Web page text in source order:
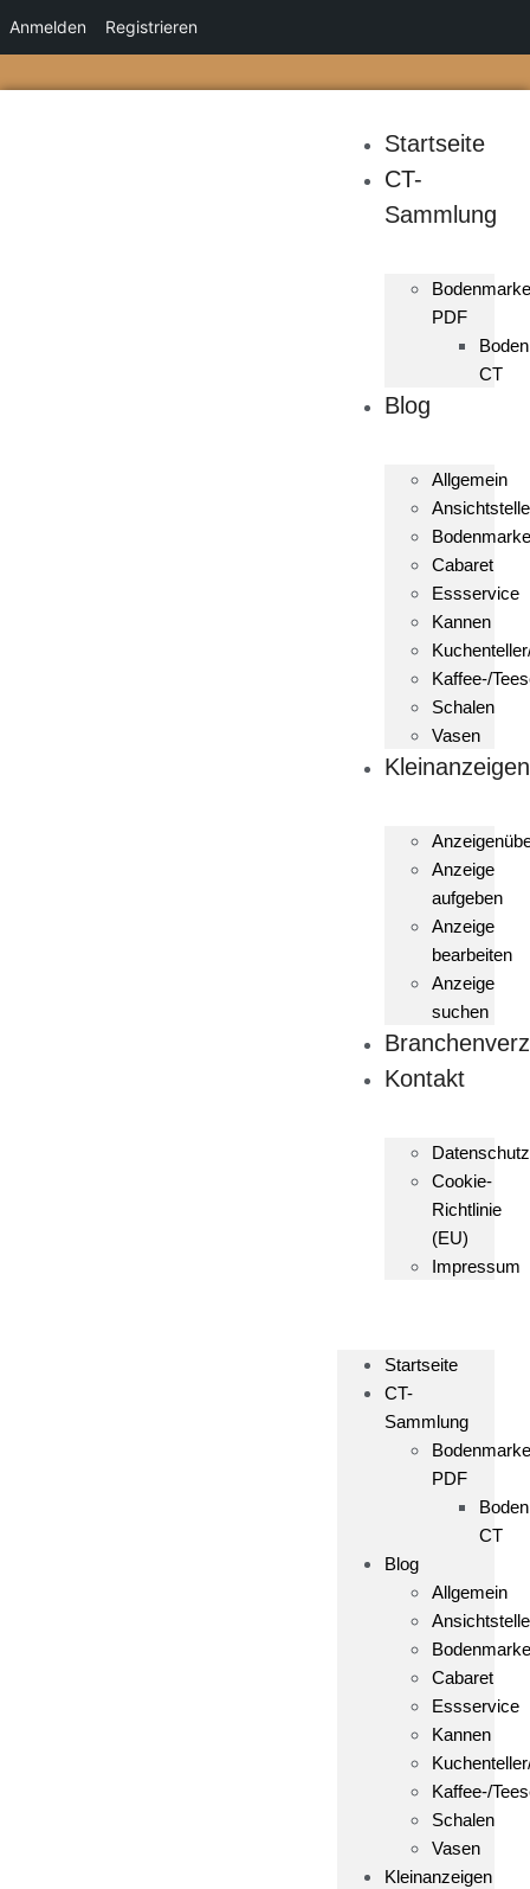
Anmelden Registrieren
Startseite
CT-
Sammlung
PDF
CT
Blog
Allgemein
Cabaret
Essservice
Kannen
Kaffee-/
Schalen
Vasen
Kleinanzeigen
Anzeige
aufgeben
Anzeige
bearbeiten
Anzeige
suchen
Kontakt
Cookie-
Richtlinie
(EU)
Impressum
Startseite
CT-
Sammlung
PDF
CT
Blog
Allgemein
Cabaret
Essservice
Kannen
Kaffee-/
Schalen
Vasen
Kleinanzeigen